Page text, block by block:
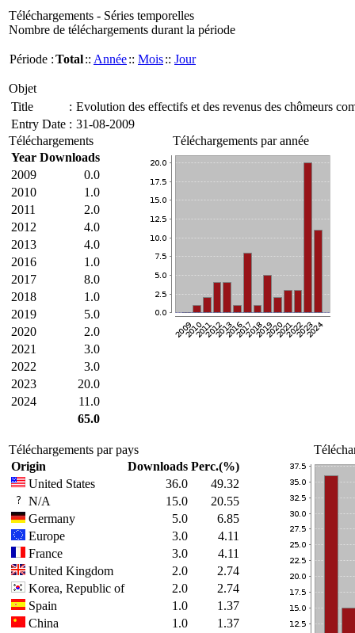
Téléchargements - Séries temporelles
Nombre de téléchargements durant la période
Période :Total:: Année:: Mois:: Jour
Objet
Title
: Evolution des effectifs et des revenus des chômeurs
Entry Date : 31-08-2009
Téléchargements
Year Downloads
2009
0.0
2010
1.0
2011
2.0
2012
4.0
2013
4.0
2016
1.0
2017
8.0
2018
1.0
2019
5.0
2020
2.0
2021
3.0
2022
3.0
2023
20.0
2024
11.0
65.0
Téléchargements par année
Téléchargements par pays
Origin
Downloads Perc.(%)
United States
36.0
49.32
N/A
15.0
20.55
Germany
5.0
6.85
Europe
3.0
4.11
France
3.0
4.11
United Kingdom
2.0
2.74
Korea, Republic of
2.0
2.74
Spain
1.0
1.37
China
1.0
1.37